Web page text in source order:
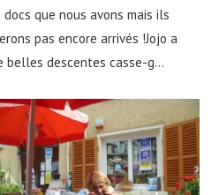
que nous avons mais ils
pas encore arrivés !Jojo a
belles descentes casse-g…